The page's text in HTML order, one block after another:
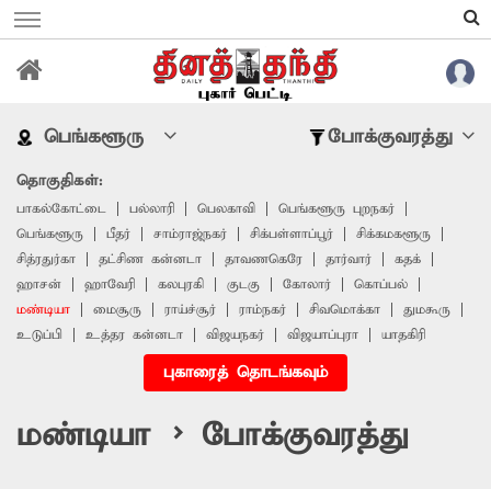
பெங்களூரு போக்குவரத்து
தொகுதிகள்:
பாகல்கோட்டை பல்லாரி பெலகாவி
பெங்களூரு புறநகர்
பெங்களூரு
பீதர் சாம்ராஜ்நகர் சிக்பள்ளாப்பூர்
சிக்கமகளூரு
சித்ரதுர்கா
தட்சிண கன்னடா தாவணகெரே தார்வார்
கதக்
ஹாசன்
ஹாவேரி கலபுரகி குடகு கோலார்
கொப்பல்
மண்டியா
மைசூரு ராய்ச்சூர் ராம்நகர் சிவமொக்கா
துமகூரு
உடுப்பி
உத்தர கன்னடா விஜயநகர் விஜயாப்புரா யாதகிரி
புகாரைத் தொடங்கவும்
மண்டியா > போக்குவரத்து